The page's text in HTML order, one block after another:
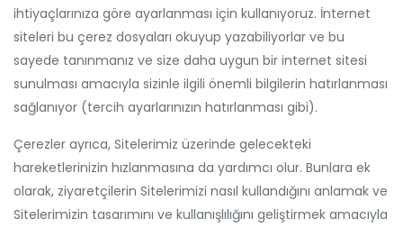
ihtiyaçlarınıza göre ayarlanması için kullanıyoruz. İnternet
siteleri bu çerez dosyaları okuyup yazabiliyorlar ve bu
sayede tanınmanız ve size daha uygun bir internet sitesi
sunulması amacıyla sizinle ilgili önemli bilgilerin hatırlanması
sağlanıyor (tercih ayarlarınızın hatırlanması gibi).
Çerezler ayrıca, Sitelerimiz üzerinde gelecekteki
hareketlerinizin hızlanmasına da yardımcı olur. Bunlara ek
olarak, ziyaretçilerin Sitelerimizi nasıl kullandığını anlamak ve
Sitelerimizin tasarımını ve kullanışlılığını geliştirmek amacıyla